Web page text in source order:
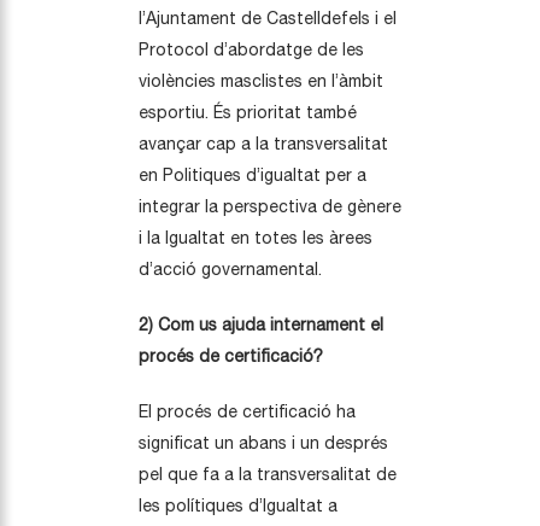
l’Ajuntament de Castelldefels i el
Protocol d’abordatge de les
violències masclistes en l’àmbit
esportiu. És prioritat també
avançar cap a la transversalitat
en Politiques d’igualtat per a
integrar la perspectiva de gènere
i la Igualtat en totes les àrees
d’acció governamental.
2) Com us ajuda internament el
procés de certificació?
El procés de certificació ha
significat un abans i un després
pel que fa a la transversalitat de
les polítiques d’Igualtat a